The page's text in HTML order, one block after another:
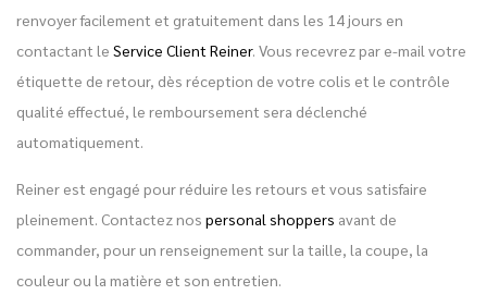
renvoyer facilement et gratuitement dans les 14 jours en
contactant le Service Client Reiner. Vous recevrez par e-mail votre
étiquette de retour, dès réception de votre colis et le contrôle
qualité effectué, le remboursement sera déclenché
automatiquement.
Reiner est engagé pour réduire les retours et vous satisfaire
pleinement. Contactez nos personal shoppers avant de
commander, pour un renseignement sur la taille, la coupe, la
couleur ou la matière et son entretien.